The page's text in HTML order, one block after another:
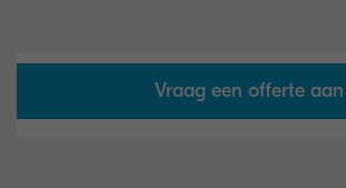
Vraag een offerte aan